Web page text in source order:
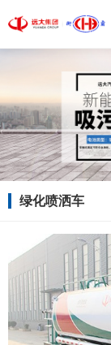
绿化喷洒车